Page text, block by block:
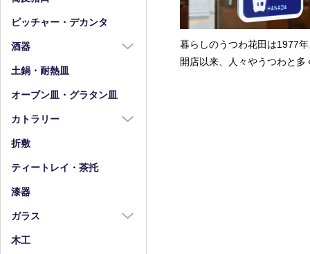
暮らしのうつわ花田は1977
開店以来、人々やうつわと
ピッチャー・デカンタ
酒器
酒器全商品
徳利
土鍋・耐熱皿
オーブン皿・グラタン皿
カトラリー
カトラリー全商品
箸
箸置
折敷
ティートレイ・茶托
漆器
ガラス
ガラス全商品
木工